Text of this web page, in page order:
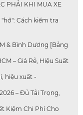
PHẢI KHI MUA XE
Cách kiểm tra
& Bình Dương [Bảng
– Giá Rẻ, Hiệu Suất
hiệu xuất -
– Đủ Tải Trọng,
Kiệm Chi Phí Cho